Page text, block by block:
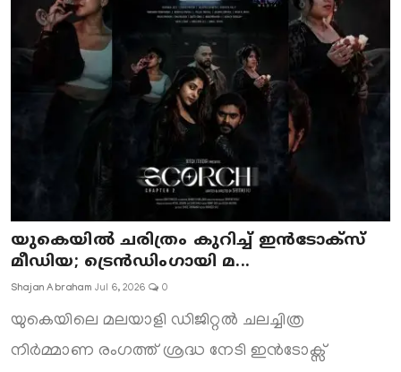
യുകെയിൽ ചരിത്രം കുറിച്ച് ഇൻടോക്സ്
മീഡിയ; ട്രെൻഡിംഗായി മ...
Shajan Abraham Jul 6, 2026 0
യുകെയിലെ മലയാളി ഡിജിറ്റൽ ചലച്ചിത്ര
നിർമ്മാണ രംഗത്ത് ശ്രദ്ധ നേടി ഇൻടോക്സ്